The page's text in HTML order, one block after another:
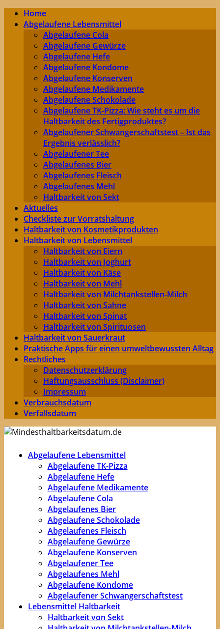
Home
Abgelaufene Lebensmittel
Abgelaufene Cola
Abgelaufene Gewürze
Abgelaufene Hefe
Abgelaufene Kondome
Abgelaufene Konserven
Abgelaufene Medikamente
Abgelaufene Schokolade
Abgelaufene TK-Pizza: Wie steht es um die
Haltbarkeit des Fertigproduktes?
Abgelaufener Schwangerschaftstest – Ist das
Ergebnis verlässlich?
Abgelaufener Tee
Abgelaufenes Bier
Abgelaufenes Fleisch
Abgelaufenes Mehl
Haltbarkeit von Sekt
Aktuelles
Checkliste zur Vorratshaltung
Haltbarkeit von Kosmetikprodukten
Haltbarkeit von Lebensmittel
Haltbarkeit von Eiern
Haltbarkeit von Joghurt
Haltbarkeit von Käse
Haltbarkeit von Mehl
Haltbarkeit von Milchtankstellen-Milch
Haltbarkeit von Sahne
Haltbarkeit von Spinat
Haltbarkeit von Spirituosen
Haltbarkeit von Sauerkraut
Praktische Apps für einen umweltbewussten Alltag
Rechtliches
Datenschutzerklärung
Haftungsausschluss (Disclaimer)
Impressum
Verbrauchsdatum
Verfallsdatum
Abgelaufene Lebensmittel
Abgelaufene TK-Pizza
Abgelaufene Hefe
Abgelaufene Medikamente
Abgelaufene Cola
Abgelaufenes Bier
Abgelaufene Schokolade
Abgelaufenes Fleisch
Abgelaufene Gewürze
Abgelaufene Konserven
Abgelaufener Tee
Abgelaufenes Mehl
Abgelaufene Kondome
Abgelaufener Schwangerschaftstest
Lebensmittel Haltbarkeit
Haltbarkeit von Sekt